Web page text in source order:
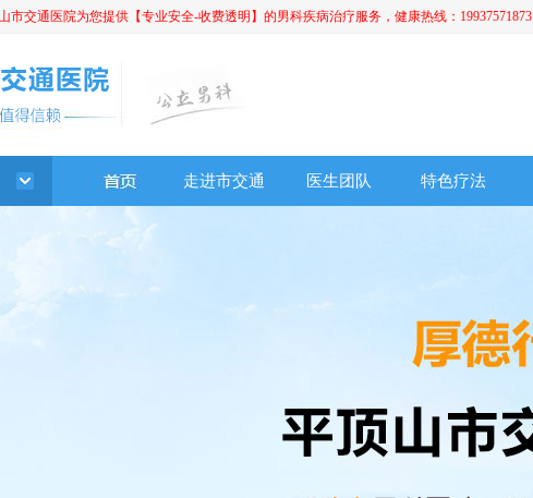
交通医院为您提供【专业安全-收费透明】的男科疾病治疗服务，健康热线：19937571873
走进市交通 医生团队 特色疗法